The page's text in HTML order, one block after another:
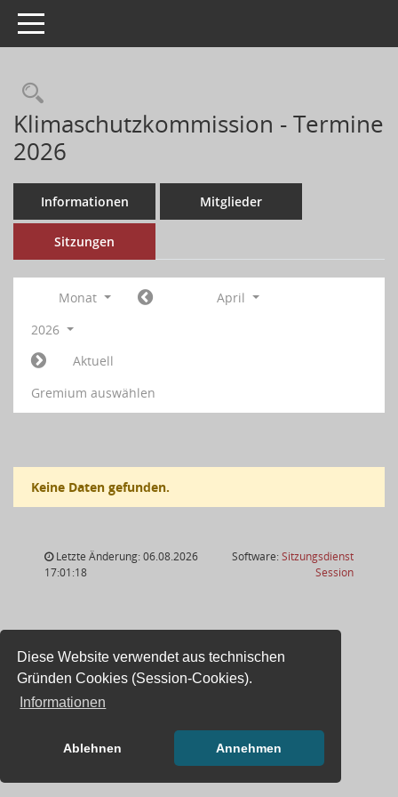
Diese Website verwendet aus technischen
Gründen Cookies (Session-Cookies).
Informationen
Ablehnen Annehmen
Toggle navigation
Klimaschutzkommission - Termine
2026
Informationen Mitglieder
Sitzungen
Monat
April
2026
Aktuell
Gremium auswählen
Keine Daten gefunden.
Letzte Änderung: 06.08.2026
17:01:18
Software:Sitzungsdienst
Session(Wird in